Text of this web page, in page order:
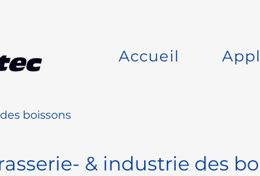
Accueil
boissons
& industrie des